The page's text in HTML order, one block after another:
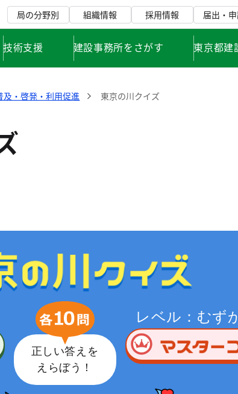
局の分野別 組織情報 採用情報 届出・
技術支援 建設事務所をさがす 東京都建
及・啓発・利用促進 東京の川クイズ
レベル：むず
正しい答えを
えらぼう！